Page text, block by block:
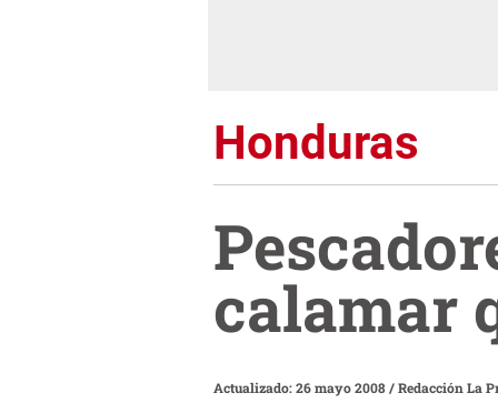
Honduras
calamar
Actualizado: 26 mayo 2008/Redacción La